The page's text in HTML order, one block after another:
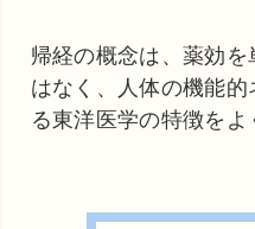
帰経の概念は、薬効
はなく、人体の機能的
る東洋医学の特徴をよ